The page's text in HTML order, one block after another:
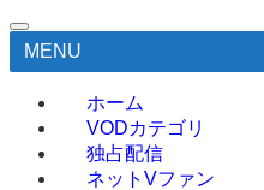
MENU
ホーム
VODカテゴリ
独占配信
ネットVファン